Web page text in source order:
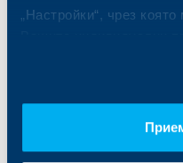
„Настройки“, чрез
Европейско финансиране